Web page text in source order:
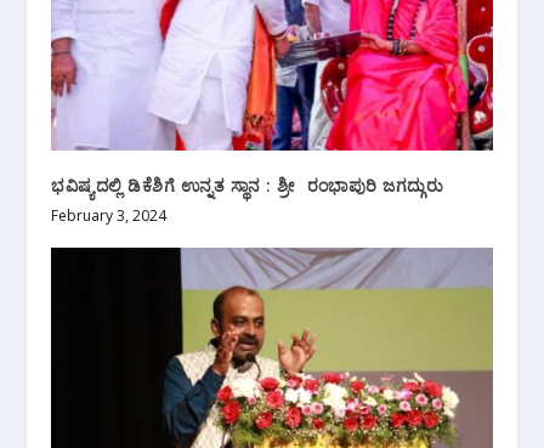
ಭವಿಷ್ಯದಲ್ಲಿ ಡಿಕೆಶಿಗೆ ಉನ್ನತ ಸ್ಥಾನ : ಶ್ರೀ ರಂಭಾಪುರಿ ಜಗದ್ಗುರು
February 3, 2024